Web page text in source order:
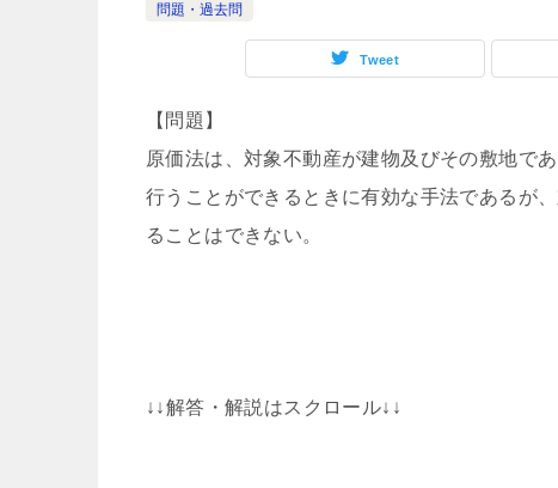
問題・過去問
Tweet
【問題】
原価法は、対象不動産が建物及びその敷地で
行うことができるときに有効な手法であるが
ることはできない。
↓↓解答・解説はスクロール↓↓